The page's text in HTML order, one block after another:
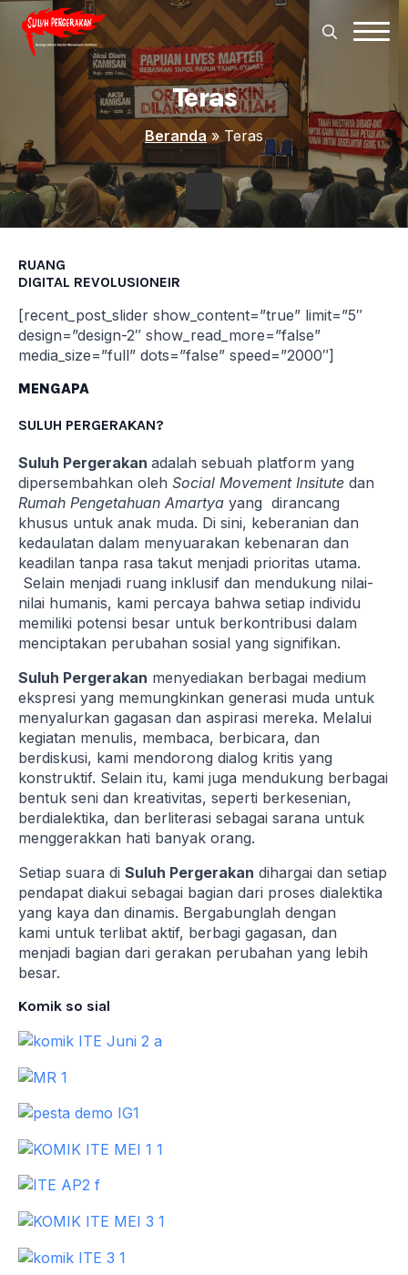
Search
for:
for:
Teras
Beranda » Teras
RUANG
DIGITAL REVOLUSIONEIR
[recent_post_slider show_content=”true” limit=”5″
design=”design-2″ show_read_more=”false”
media_size=”full” dots=”false” speed=”2000″]
MENGAPA
SULUH PERGERAKAN?
Suluh Pergerakan adalah sebuah platform yang
dipersembahkan oleh Social Movement Insitute dan
Rumah Pengetahuan Amartya yang dirancang
khusus untuk anak muda. Di sini, keberanian dan
kedaulatan dalam menyuarakan kebenaran dan
keadilan tanpa rasa takut menjadi prioritas utama.
Selain menjadi ruang inklusif dan mendukung nilai-
nilai humanis, kami percaya bahwa setiap individu
memiliki potensi besar untuk berkontribusi dalam
menciptakan perubahan sosial yang signifikan.
Suluh Pergerakan menyediakan berbagai medium
ekspresi yang memungkinkan generasi muda untuk
menyalurkan gagasan dan aspirasi mereka. Melalui
kegiatan menulis, membaca, berbicara, dan
berdiskusi, kami mendorong dialog kritis yang
konstruktif. Selain itu, kami juga mendukung berbagai
bentuk seni dan kreativitas, seperti berkesenian,
berdialektika, dan berliterasi sebagai sarana untuk
menggerakkan hati banyak orang.
Setiap suara di Suluh Pergerakan dihargai dan setiap
pendapat diakui sebagai bagian dari proses dialektika
yang kaya dan dinamis. Bergabunglah dengan
kami untuk terlibat aktif, berbagi gagasan, dan
menjadi bagian dari gerakan perubahan yang lebih
besar.
Komik so sial